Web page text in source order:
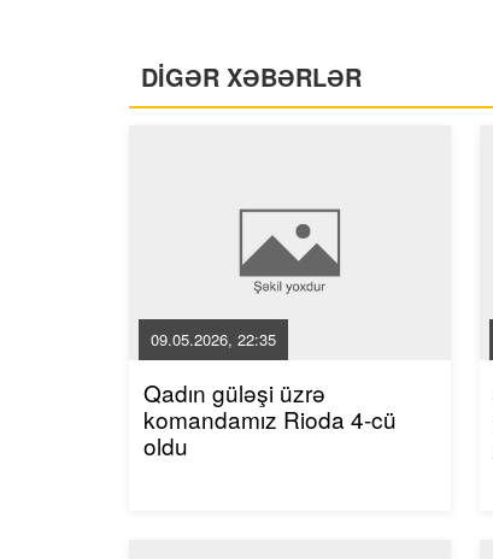
DİGƏR XƏBƏRLƏR
09.05.2026, 22:35
Qadın güləşi üzrə
komandamız Rioda 4-cü
oldu